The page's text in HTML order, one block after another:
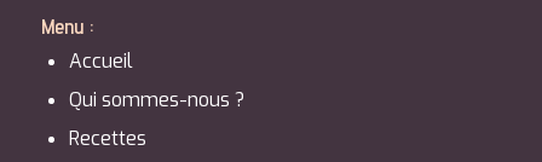
Menu :
Accueil
Qui sommes-nous ?
Recettes